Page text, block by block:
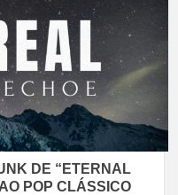
DE “ETERNAL
POP CLÁSSICO